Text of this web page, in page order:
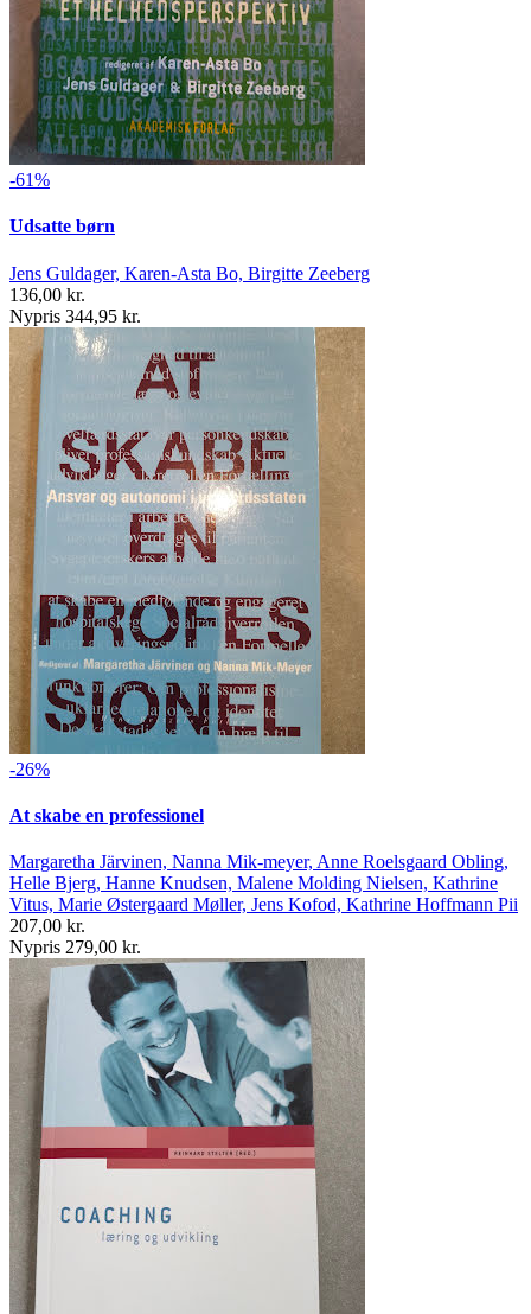
-61%
Udsatte børn
Jens Guldager, Karen-Asta Bo, Birgitte Zeeberg
136,00 kr.
Nypris 344,95 kr.
-26%
At skabe en professionel
Margaretha Järvinen, Nanna Mik-meyer, Anne Roelsgaard Obling,
Helle Bjerg, Hanne Knudsen, Malene Molding Nielsen, Kathrine
Vitus, Marie Østergaard Møller, Jens Kofod, Kathrine Hoffmann Pii
207,00 kr.
Nypris 279,00 kr.